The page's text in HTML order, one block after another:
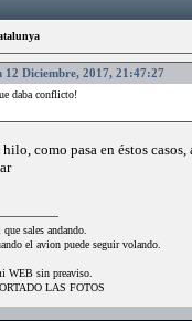
Diciembre, 2017, 21:47:27
daba conflicto!
como pasa en éstos
sales andando.
el avion puede seguir volando.
WEB sin preaviso.
LAS FOTOS